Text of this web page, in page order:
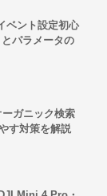
ベント設定初心
パラメータの
ガニック検索
す対策を解説